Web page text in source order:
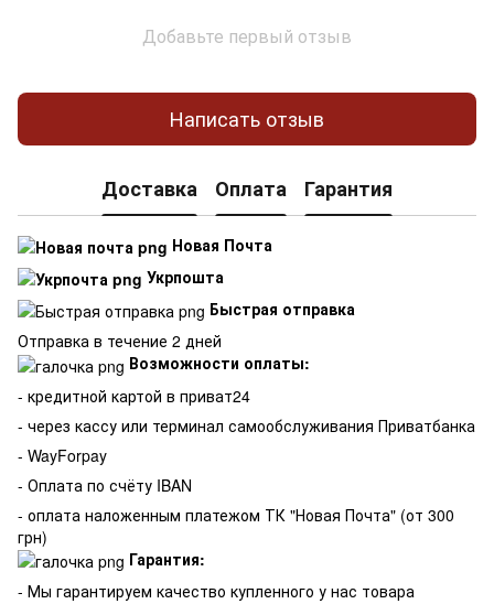
Добавьте первый отзыв
Написать отзыв
Доставка Оплата Гарантия
Новая Почта
Укрпошта
Быстрая отправка
Отправка в течение 2 дней
Возможности оплаты:
- кредитной картой в приват24
- через кассу или терминал самообслуживания Приватбанка
- WayForpay
- Оплата по счёту IBAN
- оплата наложенным платежом ТК "Новая Почта" (от 300
грн)
Гарантия:
- Мы гарантируем качество купленного у нас товара